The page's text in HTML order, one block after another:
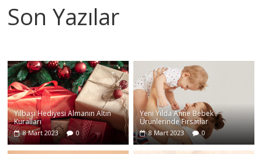
Son Yazılar
Yılbaşı Hediyesi Almanın Altın
Kuralları
8 Mart 2023 0
Yeni Yılda Anne Bebek
Ürünlerinde Fırsatlar
8 Mart 2023 0